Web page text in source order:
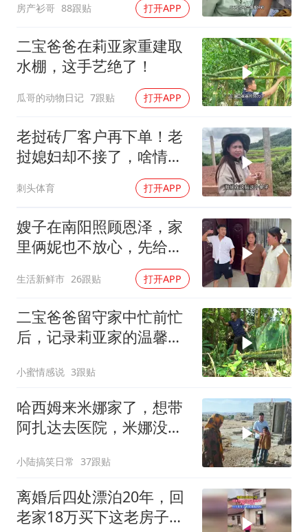
乐享全民健身 共筑健康中国
房产衫哥 88跟贴 打开APP
二宝爸爸在莉亚家重建取
水棚，这手艺绝了！
瓜哥的动物日记 7跟贴 打开APP
老挝砖厂客户再下单！老
挝媳妇却不接了，啥情
刺头体育 打开APP
嫂子在南阳照顾恩泽，家
里俩妮也不放心，先给她
生活新鲜市 26跟贴 打开APP
二宝爸爸留守家中忙前忙
后，记录莉亚家的温馨日
小蜜情感说 3跟贴
哈西姆来米娜家了，想带
阿扎达去医院，米娜没答
小陆搞笑日常 37跟贴
离婚后四处漂泊20年，回
老家18万买下这老房子，